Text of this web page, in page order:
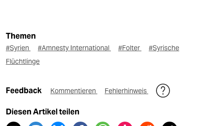
Themen
#Syrien #Amnesty International #Folter
#Syrische
Flüchtlinge
Feedback Kommentieren Fehlerhinweis
Diesen Artikel teilen